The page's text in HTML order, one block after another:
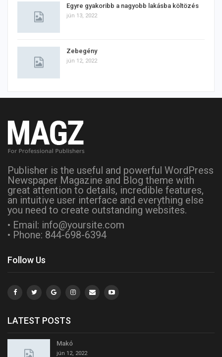
Egyre gyakoribb a nagyobb lakásba költözés
jún 13, 2022
Zebegény
jún 12, 2022
Publisher is the useful and powerful WordPress
Newspaper Magazine and Blog theme with
great attention to details, incredible features,
an intuitive user interface and everything else
you need to create outstanding websites.
• Email: info@yoursite.com
• Phone: 844-698-6394
Follow Us
LATEST POSTS
Makó
jún 12, 2022